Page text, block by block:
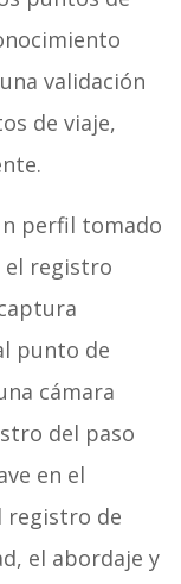
validación
de viaje,
perfil tomado
el registro
punto de
cámara
del paso
en el
registro de
el abordaje y